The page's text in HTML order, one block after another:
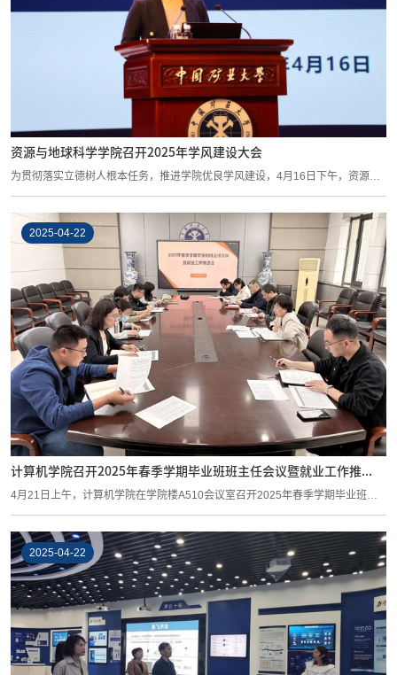
资源与地球科学学院召开2025年学风建设大会
为贯彻落实立德树人根本任务，推进学院优良学风建设，4月16日下午，资源与
2025-04-22
计算机学院召开2025年春季学期毕业班班主任会议暨就业工作推...
4月21日上午，计算机学院在学院楼A510会议室召开2025年春季学期毕业班班
2025-04-22